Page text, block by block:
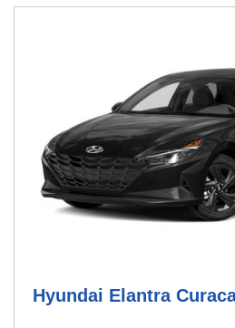
Hyundai Elantra